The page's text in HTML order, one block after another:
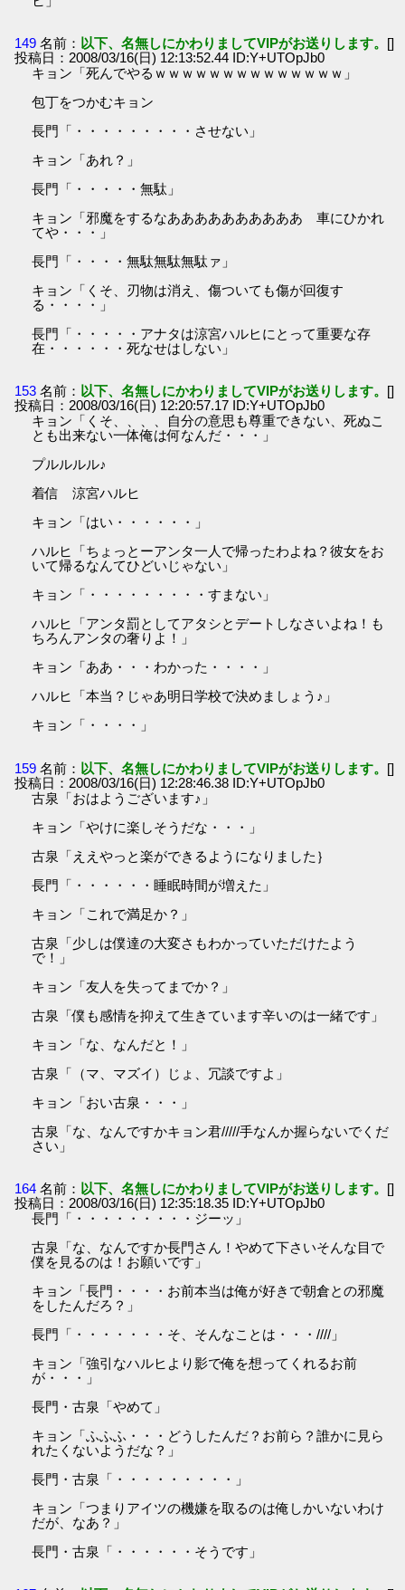
149 名前： 以下、名無しにかわりましてVIPがお送りします。 []
投稿日：2008/03/16(日) 12:13:52.44 ID:Y+UTOpJb0
キョン「死んでやるｗｗｗｗｗｗｗｗｗｗｗｗｗｗ」
包丁をつかむキョン
長門「・・・・・・・・・させない」
キョン「あれ？」
長門「・・・・・無駄」
キョン「邪魔をするなああああああああああ 車にひかれ
てや・・・」
長門「・・・・無駄無駄無駄ァ」
キョン「くそ、刃物は消え、傷ついても傷が回復す
る・・・・」
長門「・・・・・アナタは涼宮ハルヒにとって重要な存
在・・・・・・死なせはしない」
153 名前： 以下、名無しにかわりましてVIPがお送りします。 []
投稿日：2008/03/16(日) 12:20:57.17 ID:Y+UTOpJb0
キョン「くそ、、、、自分の意思も尊重できない、死ぬこ
とも出来ない一体俺は何なんだ・・・」
プルルルル♪
着信 涼宮ハルヒ
キョン「はい・・・・・・」
ハルヒ「ちょっとーアンタ一人で帰ったわよね？彼女をお
いて帰るなんてひどいじゃない」
キョン「・・・・・・・・・すまない」
ハルヒ「アンタ罰としてアタシとデートしなさいよね！も
ちろんアンタの奢りよ！」
キョン「ああ・・・わかった・・・・」
ハルヒ「本当？じゃあ明日学校で決めましょう♪」
キョン「・・・・」
159 名前： 以下、名無しにかわりましてVIPがお送りします。 []
投稿日：2008/03/16(日) 12:28:46.38 ID:Y+UTOpJb0
古泉「おはようございます♪」
キョン「やけに楽しそうだな・・・」
古泉「ええやっと楽ができるようになりました｝
長門「・・・・・・睡眠時間が増えた」
キョン「これで満足か？」
古泉「少しは僕達の大変さもわかっていただけたよう
で！」
キョン「友人を失ってまでか？」
古泉「僕も感情を抑えて生きています辛いのは一緒です」
キョン「な、なんだと！」
古泉「（マ、マズイ）じょ、冗談ですよ」
キョン「おい古泉・・・」
古泉「な、なんですかキョン君/////手なんか握らないでくだ
さい」
164 名前： 以下、名無しにかわりましてVIPがお送りします。 []
投稿日：2008/03/16(日) 12:35:18.35 ID:Y+UTOpJb0
長門「・・・・・・・・・ジーッ」
古泉「な、なんですか長門さん！やめて下さいそんな目で
僕を見るのは！お願いです」
キョン「長門・・・・お前本当は俺が好きで朝倉との邪魔
をしたんだろ？」
長門「・・・・・・・そ、そんなことは・・・////」
キョン「強引なハルヒより影で俺を想ってくれるお前
が・・・」
長門・古泉「やめて」
キョン「ふふふ・・・どうしたんだ？お前ら？誰かに見ら
れたくないようだな？」
長門・古泉「・・・・・・・・・」
キョン「つまりアイツの機嫌を取るのは俺しかいないわけ
だが、なあ？」
長門・古泉「・・・・・・そうです」